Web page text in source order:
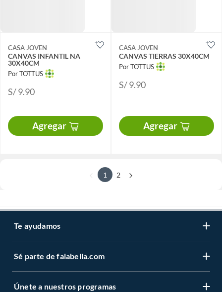
CASA JOVEN
CANVAS INFANTIL NA
30X40CM
Por TOTTUS
S/ 9.90
Agregar
CASA JOVEN
CANVAS TIERRAS 30X40CM
Por TOTTUS
S/ 9.90
Agregar
1 2
Te ayudamos
Sé parte de falabella.com
Únete a nuestros programas